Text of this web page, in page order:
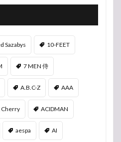
Sazabys 10-FEET
7 MEN 侍
A.B.C-Z AAA
Cherry ACIDMAN
aespa AI